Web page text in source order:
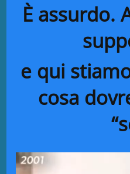
È assurdo.
e qui
cosa